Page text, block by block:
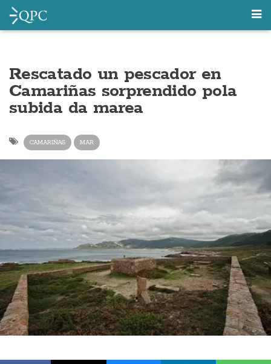
Rescatado un pescador en
Camariñas sorprendido pola
subida da marea
CAMARIÑAS MAR